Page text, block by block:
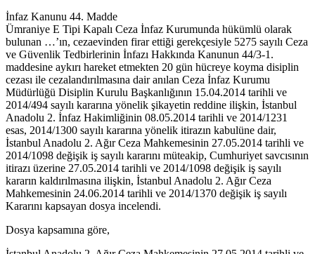
İnfaz Kanunu 44. Madde
Ümraniye E Tipi Kapalı Ceza İnfaz Kurumunda hükümlü olarak
bulunan …’ın, cezaevinden firar ettiği gerekçesiyle 5275 sayılı Ceza
ve Güvenlik Tedbirlerinin İnfazı Hakkında Kanunun 44/3-1.
maddesine aykırı hareket etmekten 20 gün hücreye koyma disiplin
cezası ile cezalandırılmasına dair anılan Ceza İnfaz Kurumu
Müdürlüğü Disiplin Kurulu Başkanlığının 15.04.2014 tarihli ve
2014/494 sayılı kararına yönelik şikayetin reddine ilişkin, İstanbul
Anadolu 2. İnfaz Hakimliğinin 08.05.2014 tarihli ve 2014/1231
esas, 2014/1300 sayılı kararına yönelik itirazın kabulüne dair,
İstanbul Anadolu 2. Ağır Ceza Mahkemesinin 27.05.2014 tarihli ve
2014/1098 değişik iş sayılı kararını müteakip, Cumhuriyet savcısının
itirazı üzerine 27.05.2014 tarihli ve 2014/1098 değişik iş sayılı
kararın kaldırılmasına ilişkin, İstanbul Anadolu 2. Ağır Ceza
Mahkemesinin 24.06.2014 tarihli ve 2014/1370 değişik iş sayılı
Kararını kapsayan dosya incelendi.
Dosya kapsamına göre,